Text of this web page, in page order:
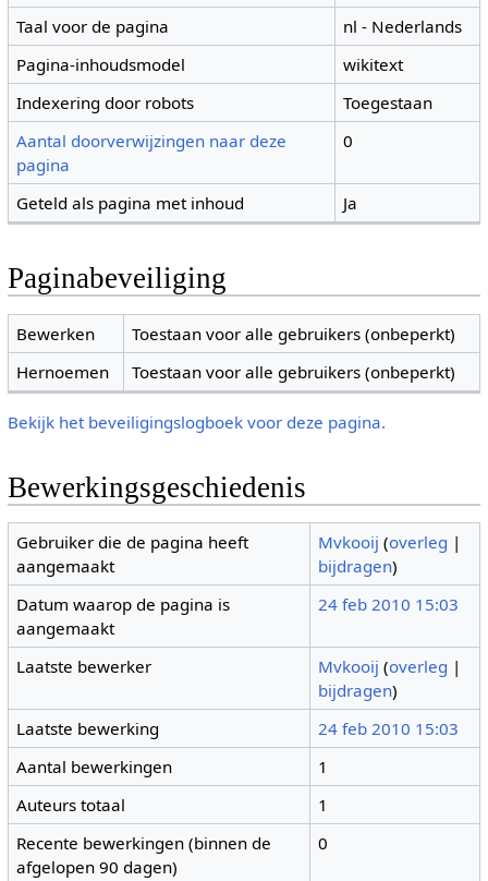
Taal voor de pagina
nl - Nederlands
Pagina-inhoudsmodel
wikitext
Indexering door robots
Toegestaan
Aantal doorverwijzingen naar deze
pagina
0
Geteld als pagina met inhoud Ja
Paginabeveiliging
Bewerken
Toestaan voor alle gebruikers (onbeperkt)
Hernoemen
Toestaan voor alle gebruikers (onbeperkt)
Bekijk het beveiligingslogboek voor deze pagina.
Bewerkingsgeschiedenis
Gebruiker die de pagina heeft
aangemaakt
Mvkooij (overleg |
bijdragen)
Datum waarop de pagina is
aangemaakt
24 feb 2010 15:03
Laatste bewerker Mvkooij (overleg |
bijdragen)
Laatste bewerking
24 feb 2010 15:03
Aantal bewerkingen
1
Auteurs totaal
1
Recente bewerkingen (binnen de
afgelopen 90 dagen)
0